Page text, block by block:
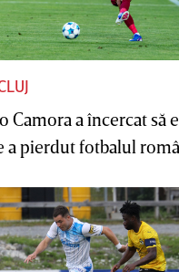
Camora a încercat să
a pierdut fotbalul